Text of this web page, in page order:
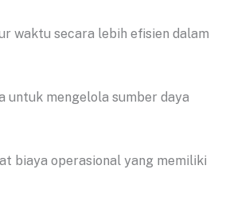
waktu secara lebih efisien dalam
untuk mengelola sumber daya
biaya operasional yang memiliki